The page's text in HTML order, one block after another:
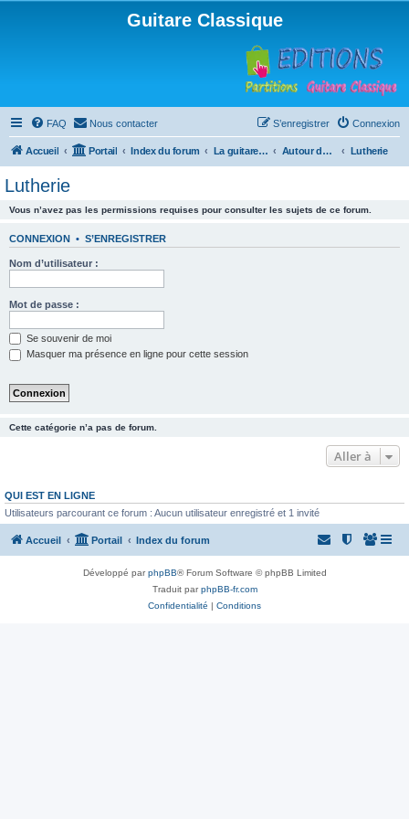
Guitare Classique
FAQ Nous contacter Connexion
S’enregistrer
Accueil Portail Index du forum La guitare : instrument, cours et théorie Autour de la guitare Lutherie
Lutherie
Vous n’avez pas les permissions requises pour consulter les sujets de ce forum.
CONNEXION • S’ENREGISTRER
Nom d’utilisateur :
Mot de passe :
Se souvenir de moi
Masquer ma présence en ligne pour cette session
Cette catégorie n’a pas de forum.
Aller à
QUI EST EN LIGNE
Utilisateurs parcourant ce forum : Aucun utilisateur enregistré et 1 invité
Accueil Portail Index du forum
Développé parphpBB® Forum Software © phpBB Limited
Traduit parphpBB-fr.com
Confidentialité | Conditions